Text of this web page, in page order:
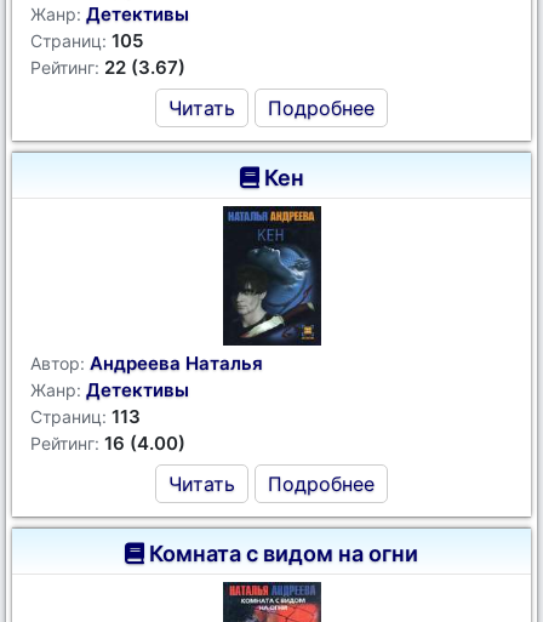
Жанр: Детективы
Страниц: 105
Рейтинг: 22 (3.67)
Читать Подробнее
Кен
Автор: Андреева Наталья
Жанр: Детективы
Страниц: 113
Рейтинг: 16 (4.00)
Читать Подробнее
Комната с видом на огни